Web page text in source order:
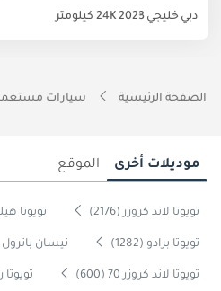
دبي خليجي 202324K كيلومتر
الصفحة الرئيسية سيارات
موديلات أخرى الموقع
تويوتا لاند كروزر (2176) تويوتا
تويوتا برادو (1282) نيسان باترول
تويوتا لاند كروزر 70 (600) تويوتا راف